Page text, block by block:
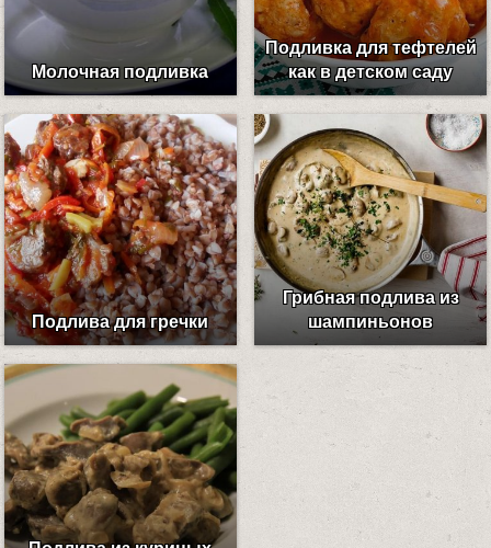
Молочная подливка
Подливка для тефтелей
как в детском саду
Подлива для гречки
Грибная подлива из
шампиньонов